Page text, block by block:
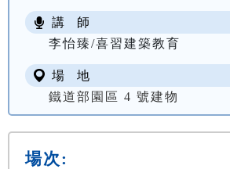
講 師
李怡臻/喜習建築教育
場 地
鐵道部園區 4 號建物
場次: